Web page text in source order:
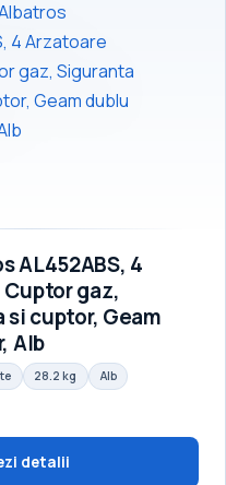
AL452ABS, 4
gaz,
cuptor, Geam
Alb
28.2 kg Alb
detalii